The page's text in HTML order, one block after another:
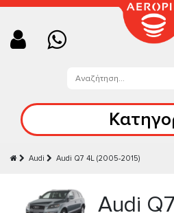
Audi Audi Q7 4L (2005-2015)
Audi